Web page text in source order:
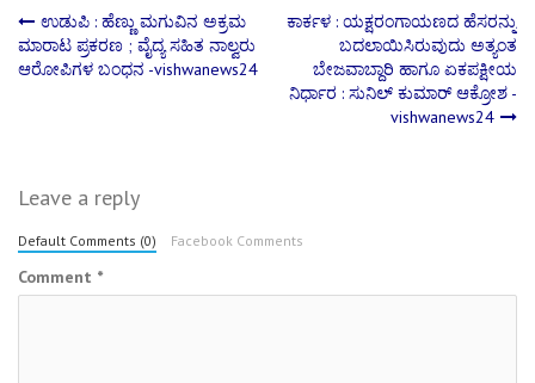
Post
navigation
ಉಡುಪಿ : ಹೆಣ್ಣು ಮಗುವಿನ ಅಕ್ರಮ
ಮಾರಾಟ ಪ್ರಕರಣ ; ವೈದ್ಯ ಸಹಿತ ನಾಲ್ವರು
ಆರೋಪಿಗಳ ಬಂಧನ -vishwanews24
ಕಾರ್ಕಳ : ಯಕ್ಷರಂಗಾಯಣದ ಹೆಸರನ್ನು
ಬದಲಾಯಿಸಿರುವುದು ಅತ್ಯಂತ
ಬೇಜವಾಬ್ದಾರಿ ಹಾಗೂ ಏಕಪಕ್ಷೀಯ
ನಿರ್ಧಾರ : ಸುನಿಲ್‌ ಕುಮಾರ್‌ ಆಕ್ರೋಶ -
vishwanews24
Leave a reply
Default Comments (0) Facebook Comments
Comment *